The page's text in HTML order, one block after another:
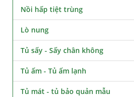
Nồi hấp tiệt trùng
Lò nung
Tủ sấy - Sấy chân không
Tủ ấm - Tủ ấm lạnh
Tủ mát - tủ bảo quản mẫu